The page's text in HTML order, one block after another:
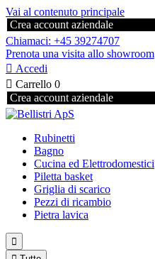
Vai al contenuto principale
Crea account aziendale
Chiamaci: +45 39274707
Prenota una visita allo showroom
 Accedi
 Carrello 0
Crea account aziendale
Rubinetti
Bagno
Cucina ed Elettrodomestici
Piletta basket
Griglia di scarico
Pezzi di ricambio
Pietra lavica
